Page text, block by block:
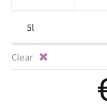
Clear